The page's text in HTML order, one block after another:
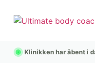
Klinikken har åbent i